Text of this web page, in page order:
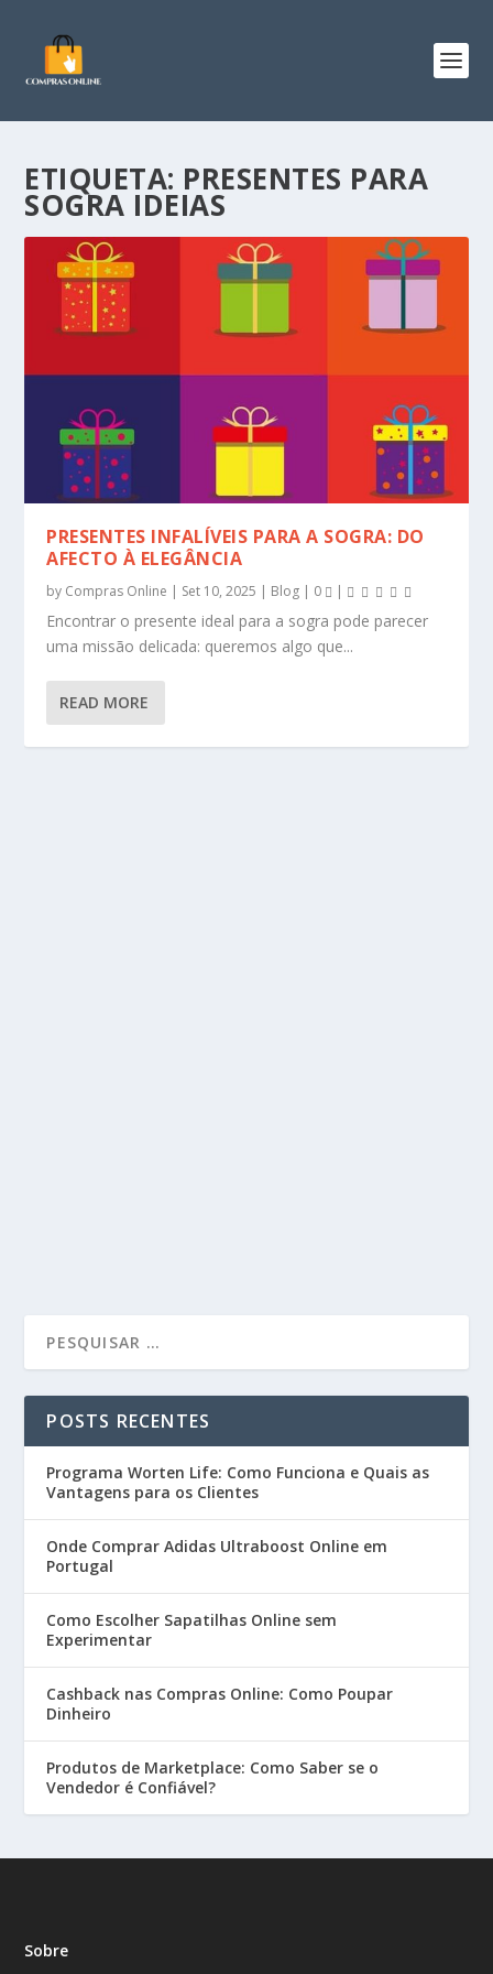
ETIQUETA: PRESENTES PARA
SOGRA IDEIAS
PRESENTES INFALÍVEIS PARA A SOGRA: DO
AFECTO À ELEGÂNCIA
by Compras Online | Set 10, 2025 | Blog | 0 |
Encontrar o presente ideal para a sogra pode parecer
uma missão delicada: queremos algo que...
READ MORE
POSTS RECENTES
Programa Worten Life: Como Funciona e Quais as
Vantagens para os Clientes
Onde Comprar Adidas Ultraboost Online em
Portugal
Como Escolher Sapatilhas Online sem
Experimentar
Cashback nas Compras Online: Como Poupar
Dinheiro
Produtos de Marketplace: Como Saber se o
Vendedor é Confiável?
Sobre